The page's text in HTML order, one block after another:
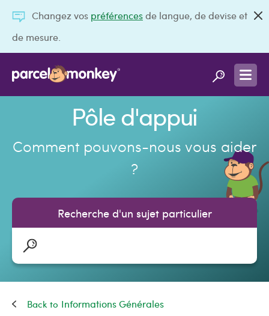
Changez vos préférencesde langue, de devise et
de mesure.
Pôle d'appui
Comment pouvons-nous vous aider
?
Recherche d'un sujet particulier
Informations Générales